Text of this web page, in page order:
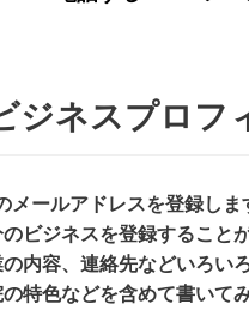
ジネスプロフ
メールアドレスを登録しま
ビジネスを登録すること
内容、連絡先などいろい
特色などを含めて書いて